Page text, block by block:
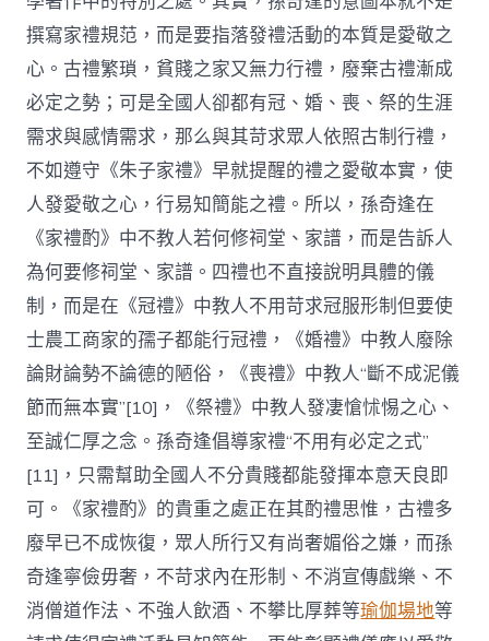
撰寫家禮規范，而是要指落發禮活動的本質是愛敬之
心。古禮繁瑣，貧賤之家又無力行禮，廢棄古禮漸成
必定之勢；可是全國人卻都有冠、婚、喪、祭的生涯
需求與感情需求，那么與其苛求眾人依照古制行禮，
不如遵守《朱子家禮》早就提醒的禮之愛敬本實，使
人發愛敬之心，行易知簡能之禮。所以，孫奇逢在
《家禮酌》中不教人若何修祠堂、家譜，而是告訴人
為何要修祠堂、家譜。四禮也不直接說明具體的儀
制，而是在《冠禮》中教人不用苛求冠服形制但要使
士農工商家的孺子都能行冠禮，《婚禮》中教人廢除
論財論勢不論德的陋俗，《喪禮》中教人“斷不成泥儀
節而無本實”[10]，《祭禮》中教人發凄愴怵惕之心、
至誠仁厚之念。孫奇逢倡導家禮“不用有必定之式”
[11]，只需幫助全國人不分貴賤都能發揮本意天良即
可。《家禮酌》的貴重之處正在其酌禮思惟，古禮多
廢早已不成恢復，眾人所行又有尚奢媚俗之嫌，而孫
奇逢寧儉毋奢，不苛求內在形制、不消宣傳戲樂、不
消僧道作法、不強人飲酒、不攀比厚葬等瑜伽場地等